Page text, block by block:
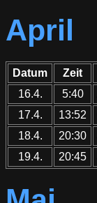
April
Datum Zeit
16.4.
5:40
17.4.
13:52
18.4.
20:30
19.4.
20:45